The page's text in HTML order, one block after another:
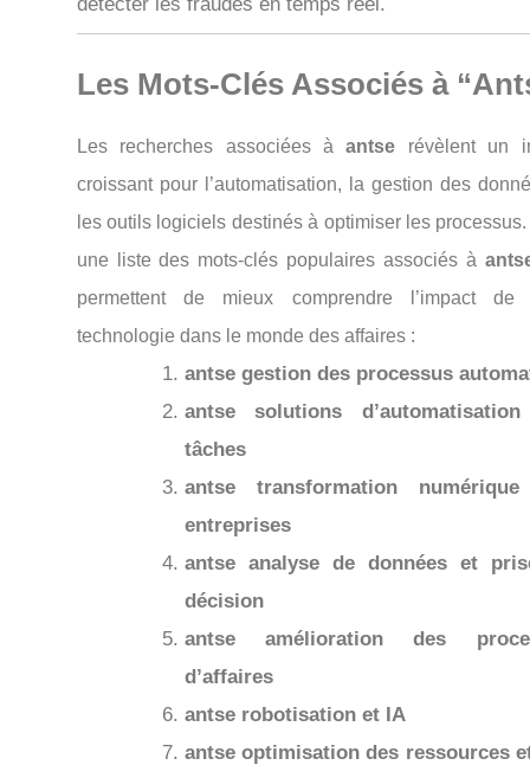
Les Mots-Clés Associés à
Les recherches associées àantse révèlent un
croissant pour l’automatisation, la gestion des
les outils logiciels destinés à optimiser les
une liste des mots-clés populaires associés à
permettent de mieux comprendre l’impact de
technologie dans le monde des affaires :
antse gestion des processus
antse solutions
tâches
antse transformation
entreprises
antse analyse de données et
décision
antse amélioration des
d’affaires
antse robotisation et IA
antse optimisation des ressources